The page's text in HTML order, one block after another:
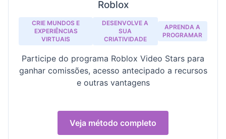
Roblox
CRIE MUNDOS E
EXPERIÊNCIAS
VIRTUAIS
DESENVOLVE A
SUA
CRIATIVIDADE
APRENDA A
PROGRAMAR
Participe do programa Roblox Video Stars para
ganhar comissões, acesso antecipado a recursos
e outras vantagens
Veja método completo